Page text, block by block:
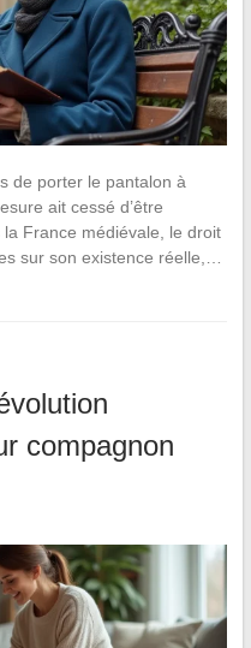
de porter le pantalon à
ait cessé d’être
France médiévale, le droit
sur son existence réelle,…
compagnon